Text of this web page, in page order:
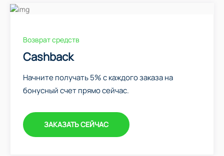
Возврат средств
Cashback
Начните получать 5% с каждого заказа на
бонусный счет прямо сейчас.
ЗАКАЗАТЬ СЕЙЧАС